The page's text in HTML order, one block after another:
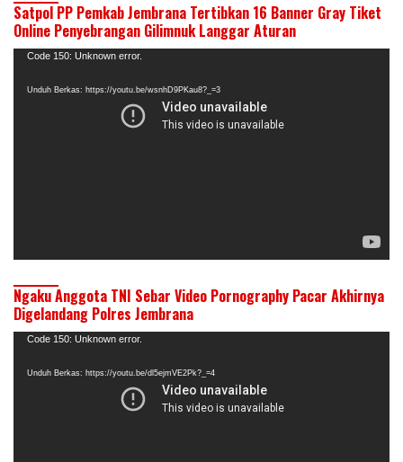
Satpol PP Pemkab Jembrana Tertibkan 16 Banner Gray Tiket
Online Penyebrangan Gilimnuk Langgar Aturan
Pemutar
Code 150: Unknown error.
Unduh Berkas: https://youtu.be/wsnhD9PKau8?_=3
Ngaku Anggota TNI Sebar Video Pornography Pacar Akhirnya
Digelandang Polres Jembrana
Pemutar
Code 150: Unknown error.
Unduh Berkas: https://youtu.be/dl5ejmVE2Pk?_=4